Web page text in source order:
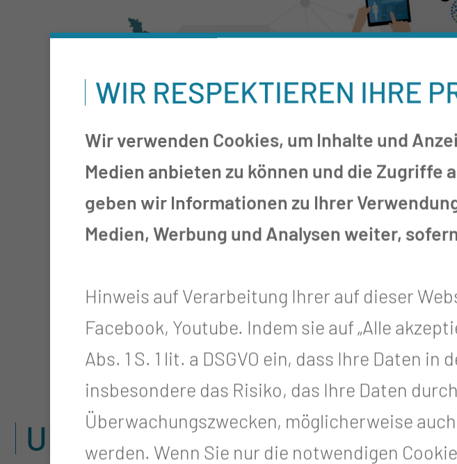
UNSERE ZIELE
WIR RESPEKTIEREN IHRE
Wir verwenden Cookies, um Inhalte und
Medien anbieten zu können und die Zugriffe
geben wir Informationen zu Ihrer
Medien, Werbung und Analysen weiter,
Hinweis auf Verarbeitung Ihrer auf dieser
Facebook, Youtube. Indem sie auf „Alle
Abs. 1 S. 1 lit. a DSGVO ein, dass Ihre Daten
insbesondere das Risiko, das Ihre Daten
Überwachungszwecken, möglicherweise
werden. Wenn Sie nur die notwendigen